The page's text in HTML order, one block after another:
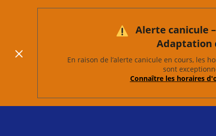
Alerte canicule
Adaptation
En raison de l’alerte canicule en cours, les
sont
Connaître les horaires